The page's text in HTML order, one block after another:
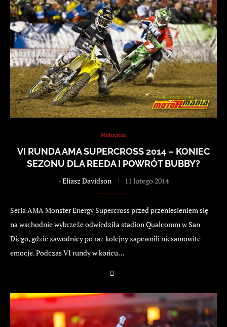
Motocross
VI RUNDA AMA SUPERCROSS 2014 – KONIEC
SEZONU DLA REEDA I POWRÓT BUBBY?
-Eliasz Davidson 11 lutego 2014
Seria AMA Monster Energy Supercross przed przeniesieniem się
na wschodnie wybrzeże odwiedziła stadion Qualcomm w San
Diego, gdzie zawodnicy po raz kolejny zapewnili niesamowite
emocje. Podczas VI rundy w końcu…